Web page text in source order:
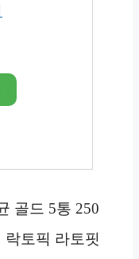
골드 5통 250
락토픽 라토핏